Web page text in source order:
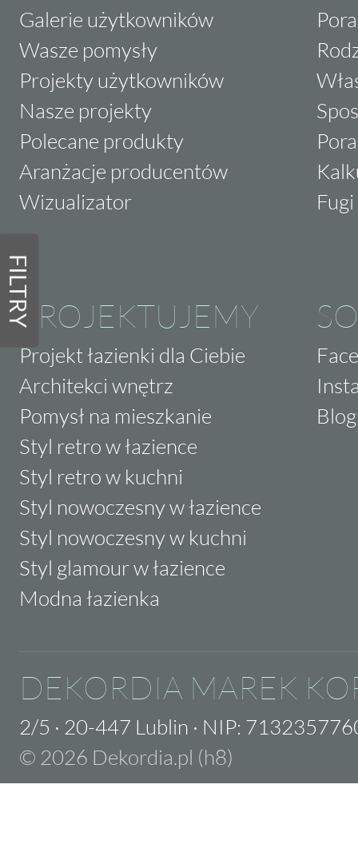
FILTRY
Galerie użytkowników
Wasze pomysły
Projekty użytkowników
Nasze projekty
Polecane produkty
Aranżacje producentów
Wizualizator
PROJEKTUJEMY
Projekt łazienki dla Ciebie
Architekci wnętrz
Pomysł na mieszkanie
Styl retro w łazience
Styl retro w kuchni
Styl nowoczesny w łazience
Styl nowoczesny w kuchni
Styl glamour w łazience
Modna łazienka
Blog
DEKORDIA MAREK
2/5 · 20-447 Lublin · NIP:
© 2026 Dekordia.pl (h8)